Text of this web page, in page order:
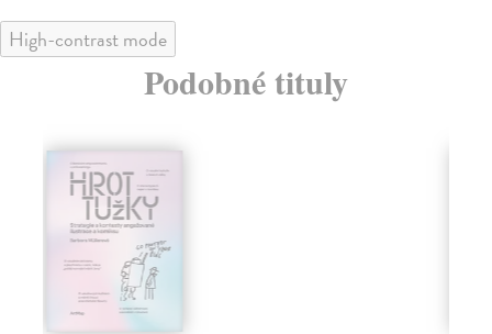
High-contrast mode
Podobné tituly